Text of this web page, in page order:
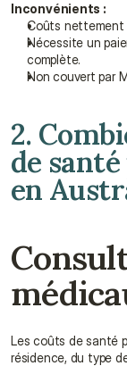
Inconvénients :
Coûts nettement
Nécessite un
complète.
Non couvert par
2.
de
en
Les coûts de santé
résidence, du type